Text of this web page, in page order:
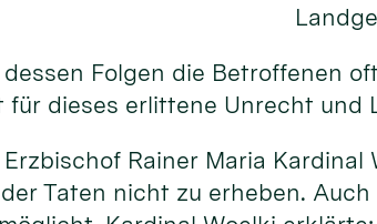
Folgen die Betroffenen
für dieses erlittene Unrecht
Rainer Maria Kardinal
Taten nicht zu erheben.